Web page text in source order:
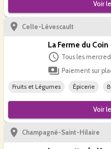
Voir le
Celle-Lévescault
La Ferme du Coin
Tous les
Paiement sur
Fruits et Légumes Épicerie
Voir le
Champagné-Saint-Hilaire